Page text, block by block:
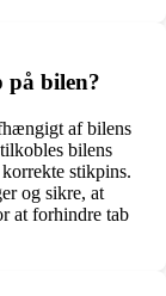
på bilen?
af bilens
bilens
stikpins.
og sikre, at
at forhindre tab